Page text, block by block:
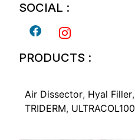
SOCIAL :
PRODUCTS :
Air Dissector, Hyal Filler,
TRIDERM, ULTRACOL100